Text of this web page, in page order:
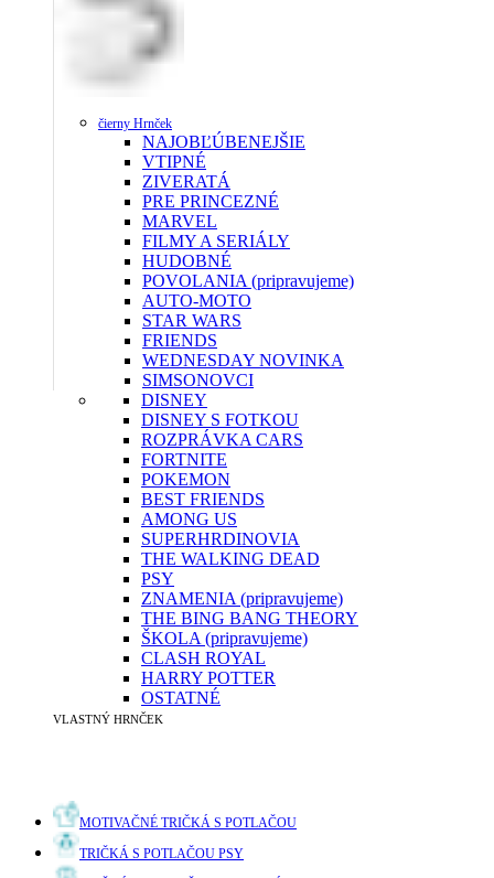
čierny Hrnček
NAJOBĽÚBENEJŠIE
VTIPNÉ
ZIVERATÁ
PRE PRINCEZNÉ
MARVEL
FILMY A SERIÁLY
HUDOBNÉ
POVOLANIA (pripravujeme)
AUTO-MOTO
STAR WARS
FRIENDS
WEDNESDAY NOVINKA
SIMSONOVCI
DISNEY
DISNEY S FOTKOU
ROZPRÁVKA CARS
FORTNITE
POKEMON
BEST FRIENDS
AMONG US
SUPERHRDINOVIA
THE WALKING DEAD
PSY
ZNAMENIA (pripravujeme)
THE BING BANG THEORY
ŠKOLA (pripravujeme)
CLASH ROYAL
HARRY POTTER
OSTATNÉ
VLASTNÝ HRNČEK
MOTIVAČNÉ TRIČKÁ S POTLAČOU
TRIČKÁ S POTLAČOU PSY